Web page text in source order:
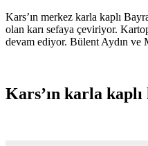
Kars’ın merkez karla kaplı
olan karı sefaya çeviriyor.
devam ediyor. Bülent Aydın ve
Kars’ın karla